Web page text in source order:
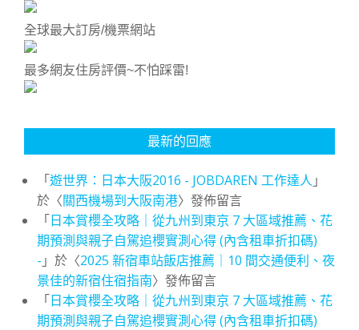
全球最大訂房/機票網站
最多網友住房評價~不怕踩雷!
最新的回應
「遊世界：日本大阪2016 - JOBDAREN 工作達人 」
於〈關西機場到大阪南港〉發佈留言
「日本賞櫻全攻略｜從九州到東京 7 大區域推薦、花
期預測與親子自駕追櫻實測心得 (內含租車折扣碼)
- 」於〈2025 新宿車站飯店推薦｜10 間交通便利、夜
景佳的新宿住宿指南〉發佈留言
「日本賞櫻全攻略｜從九州到東京 7 大區域推薦、花
期預測與親子自駕追櫻實測心得 (內含租車折扣碼)